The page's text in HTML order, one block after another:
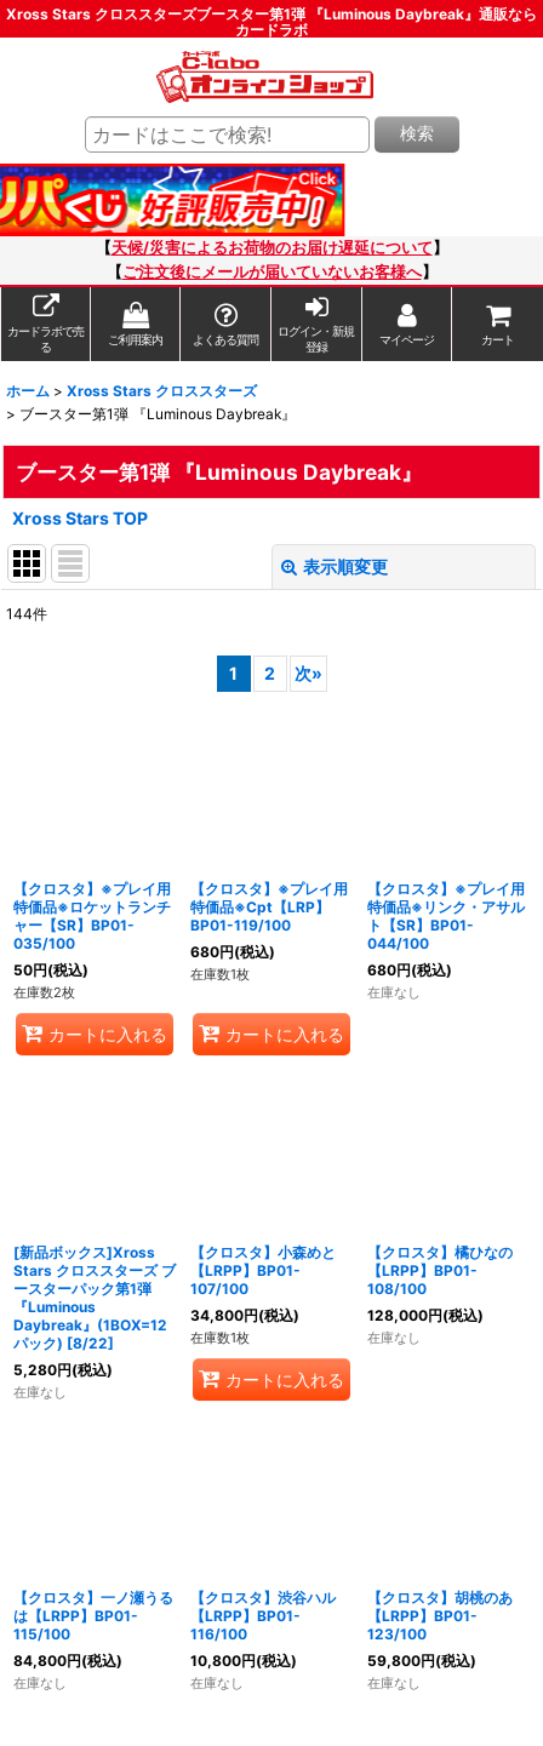
Xross Stars クロススターズブースター第1弾 『Luminous Daybreak』通販なら
カードラボ
検索
【天候/災害によるお荷物のお届け遅延について 】
【ご注文後にメールが届いていないお客様へ】
カードラボで売
る
ご利用案内 よくある質問
ログイン・新規
登録
マイページ カート
ホーム > Xross Stars クロススターズ
> ブースター第1弾 『Luminous Daybreak』
ブースター第1弾 『Luminous Daybreak』
Xross Stars TOP
表示順変更
144件
1 2 次»
【クロスタ】※プレイ用
特価品※ロケットランチ
ャー【SR】BP01-
035/100
50円(税込)
在庫数2枚
カートに入れる
【クロスタ】※プレイ用
特価品※Cpt【LRP】
BP01-119/100
680円(税込)
在庫数1枚
カートに入れる
【クロスタ】※プレイ用
特価品※リンク・アサル
ト【SR】BP01-
044/100
680円(税込)
在庫なし
[新品ボックス]Xross
Stars クロススターズ ブ
ースターパック第1弾
『Luminous
Daybreak』(1BOX=12
パック) [8/22]
5,280円(税込)
在庫なし
【クロスタ】小森めと
【LRPP】BP01-
107/100
34,800円(税込)
在庫数1枚
カートに入れる
【クロスタ】橘ひなの
【LRPP】BP01-
108/100
128,000円(税込)
在庫なし
【クロスタ】一ノ瀬うる
は【LRPP】BP01-
115/100
84,800円(税込)
在庫なし
【クロスタ】渋谷ハル
【LRPP】BP01-
116/100
10,800円(税込)
在庫なし
【クロスタ】胡桃のあ
【LRPP】BP01-
123/100
59,800円(税込)
在庫なし